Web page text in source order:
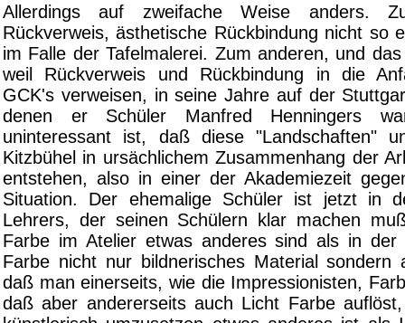
Allerdings auf zweifache Weise anders.
Rückverweis, ästhetische Rückbindung nicht so
im Falle der Tafelmalerei. Zum anderen, und
weil Rückverweis und Rückbindung in die
GCK's verweisen, in seine Jahre auf der
denen er Schüler Manfred Henningers
uninteressant ist, daß diese "Landschaften"
Kitzbühel in ursächlichem Zusammenhang der
entstehen, also in einer der Akademiezeit
Situation. Der ehemalige Schüler ist jetzt in
Lehrers, der seinen Schülern klar machen
Farbe im Atelier etwas anderes sind als in der
Farbe nicht nur bildnerisches Material sondern
daß man einerseits, wie die Impressionisten,
daß aber andererseits auch Licht Farbe